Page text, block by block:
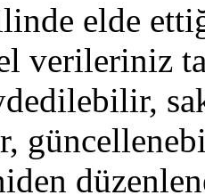
elde
verileriniz